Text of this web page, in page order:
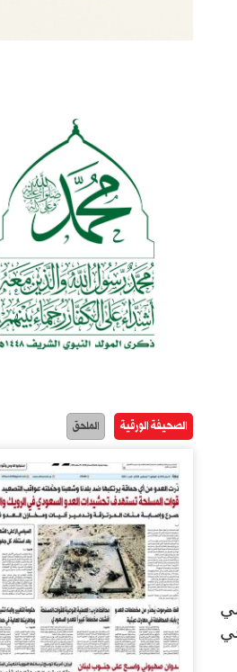
الصحيفة الورقية الملحق